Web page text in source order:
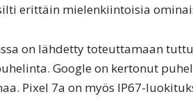
erittäin mielenkiintoisia
on lähdetty toteuttamaan
Google on kertonut
Pixel 7a on myös IP67-